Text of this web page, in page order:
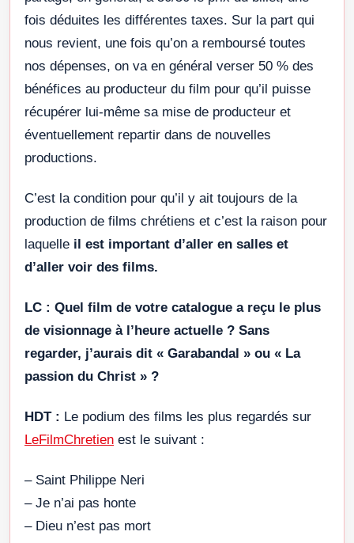
fois déduites les différentes taxes. Sur la part qui
nous revient, une fois qu’on a remboursé toutes
nos dépenses, on va en général verser 50 % des
bénéfices au producteur du film pour qu’il puisse
récupérer lui-même sa mise de producteur et
éventuellement repartir dans de nouvelles
productions.
C’est la condition pour qu’il y ait toujours de la
production de films chrétiens et c’est la raison pour
laquelle il est important d’aller en salles et
d’aller voir des films.
LC : Quel film de votre catalogue a reçu le plus
de visionnage à l’heure actuelle ? Sans
regarder, j’aurais dit « Garabandal » ou « La
passion du Christ » ?
HDT : Le podium des films les plus regardés sur
LeFilmChretien est le suivant :
– Saint Philippe Neri
– Je n’ai pas honte
– Dieu n’est pas mort